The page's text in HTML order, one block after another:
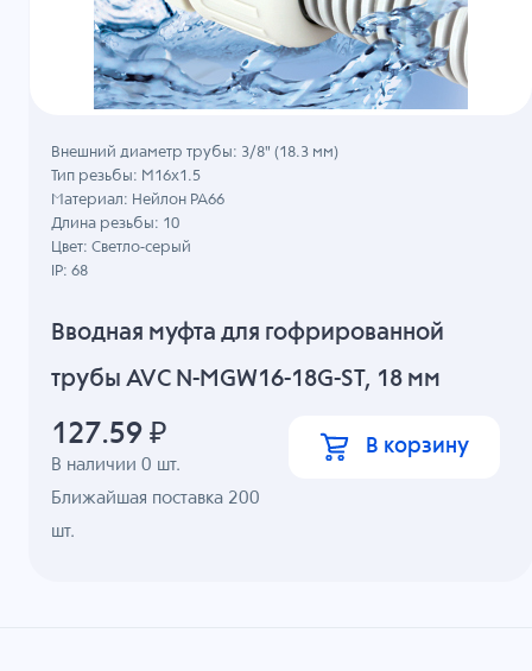
Вводная муфта для гофрированной
трубы AVC N-MGW16-18G-ST, 18 мм
В наличии0 шт.
Ближайшая поставка 200
шт.
Внешний диаметр трубы: 3/8" (18.3 мм)
Тип резьбы: M16x1.5
Материал: Нейлон PA66
Длина резьбы: 10
Цвет: Светло-серый
IP: 68
127.59 ₽ В корзину